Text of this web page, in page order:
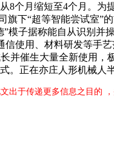
8个月缩短至4个月。
旗下“超等智能尝试室
模子据称能自从识别
使用、材料研发等手
并催生大量全新使用
。正在亦庄人形机械人
出于传递更多信息之目的